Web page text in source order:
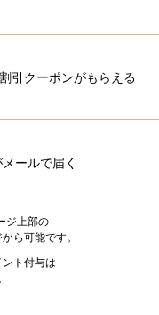
引クーポンがもらえる
ールで届く
ジ上部の
ら可能です。
ト付与は